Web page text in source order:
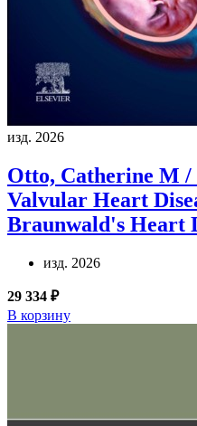
изд. 2026
Otto, Catherine M
Valvular Heart
Braunwald's Heart
изд. 2026
29 334 ₽
В корзину